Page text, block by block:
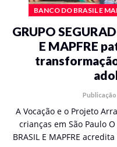
BANCO DO BRASIL E
GRUPO
E MAPFRE
Publicação
A Vocação e o Projeto
crianças em São Paulo O
BRASIL E MAPFRE